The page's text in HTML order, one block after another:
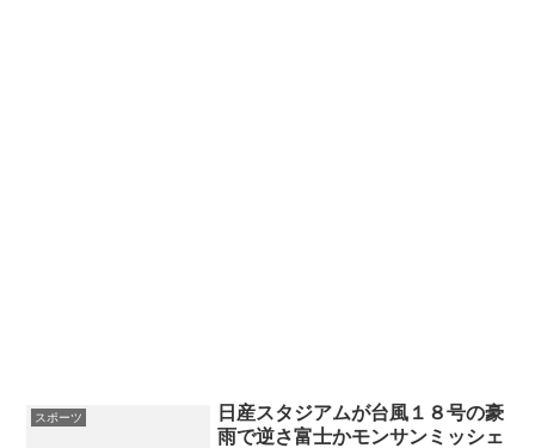
スポーツ
日産スタジアムが台風１８号の豪
雨で逆さ富士かモンサンミッシェ